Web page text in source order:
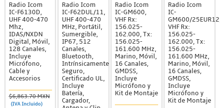
Radio Icom
IC-F6130D,
UHF 400-470
Mhz,
IDAS/NXDN
Digital, Móvil,
128 Canales,
Incluye
Micrófono,
Cable y
Accesorios
$6,863.70 MXN
(IVA Incluido)
Radio Icom
IC-F62DUL/11,
UHF 400-470
MHz, Portátil,
Sumergible,
IP67, 512
Canales,
Bluetooth,
Intrínsicamente
Seguro,
Certificado UL,
Incluye
Batería,
Cargador,
Radio Icom
IC-GM600,
VHF Rx:
156.025-
162.000, Tx:
156.025-
161.600 MHz,
Marino, Móvil,
16 Canales,
GMDSS,
Incluye
Micrófono y
Kit de Montaje
Radio Icom
IC-
GM600/
VHF Rx:
156.025-
162.000, Tx:
156.025-
161.600 MHz,
Marino, Móvil,
16 Canales,
GMDSS,
Incluye
Micrófono y
Kit de Montaje